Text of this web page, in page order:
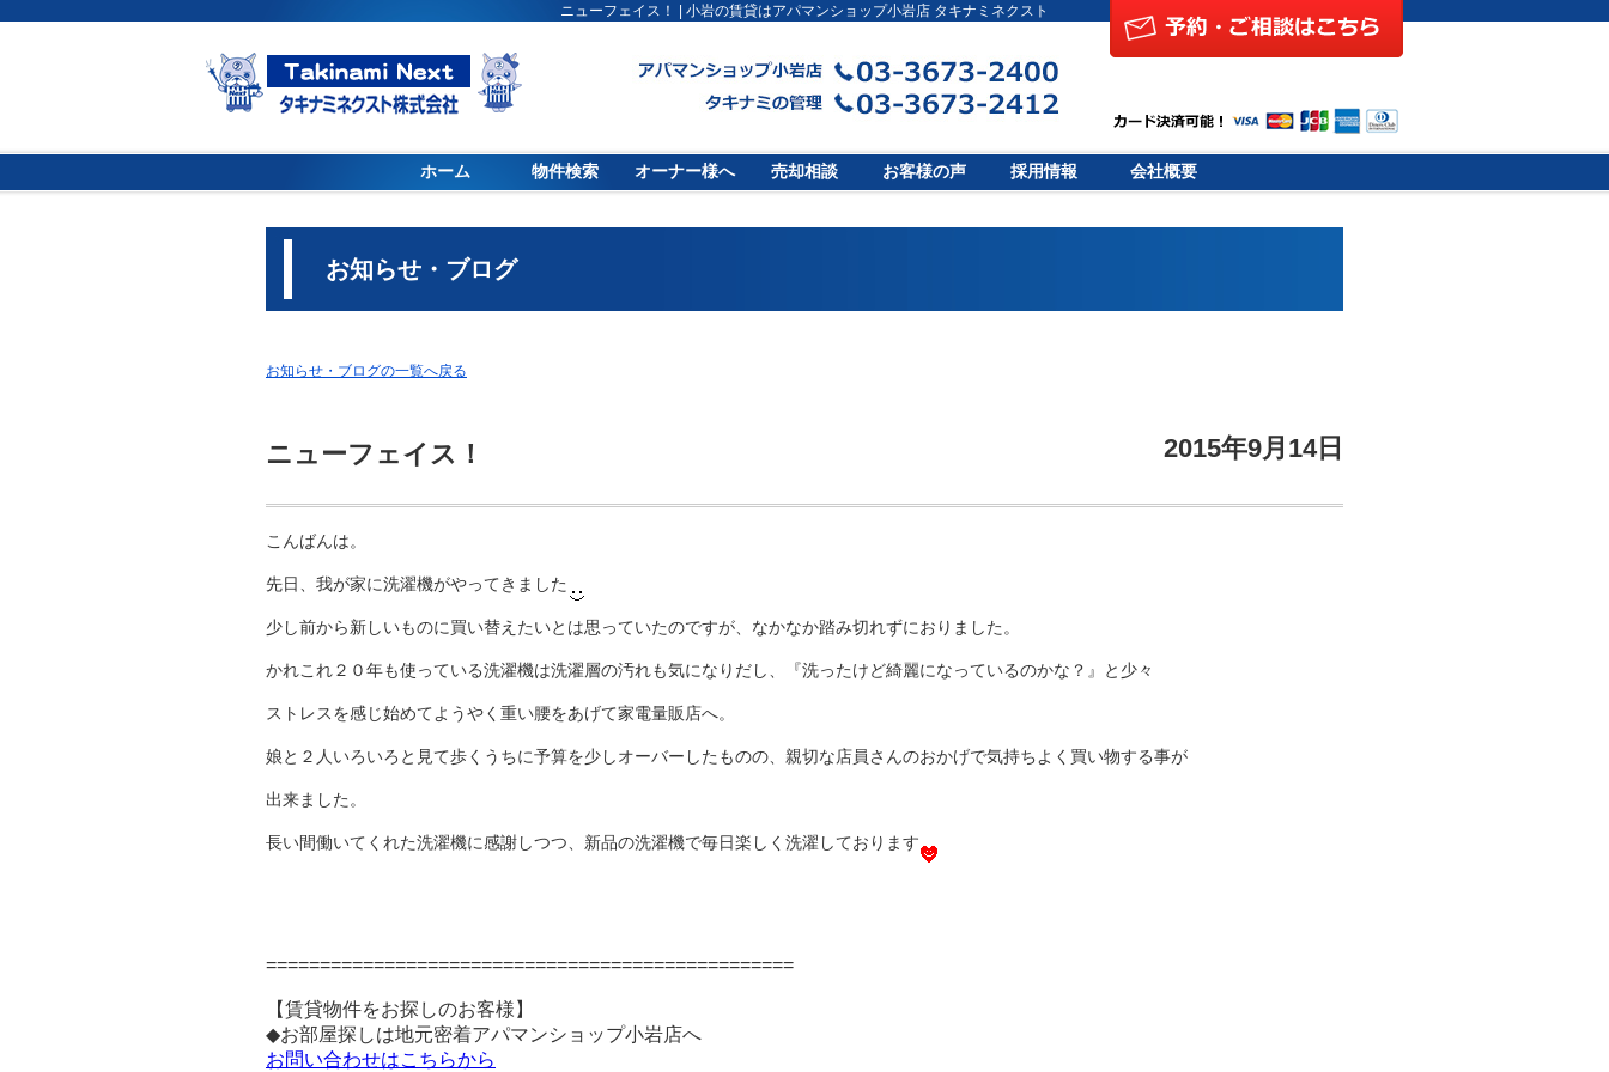
ニューフェイス！ | 小岩の賃貸はアパマンショップ小岩店 タキナミネクスト
ホーム 物件検索 オーナー様へ 売却相談 お客様の声 採用情報 会社概要
お知らせ・ブログ
お知らせ・ブログの一覧へ戻る
2015年9月14日
ニューフェイス！
こんばんは。
先日、我が家に洗濯機がやってきました
少し前から新しいものに買い替えたいとは思っていたのですが、なかなか踏み切れずにおりました。
かれこれ２０年も使っている洗濯機は洗濯層の汚れも気になりだし、『洗ったけど綺麗になっているのかな？』と少々
ストレスを感じ始めてようやく重い腰をあげて家電量販店へ。
娘と２人いろいろと見て歩くうちに予算を少しオーバーしたものの、親切な店員さんのおかげで気持ちよく買い物する事が
出来ました。
長い間働いてくれた洗濯機に感謝しつつ、新品の洗濯機で毎日楽しく洗濯しております
=================================================
【賃貸物件をお探しのお客様】
◆お部屋探しは地元密着アパマンショップ小岩店へ
お問い合わせはこちらから